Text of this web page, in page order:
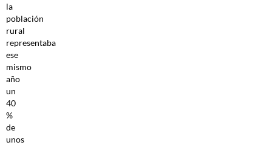
la
población
rural
representaba
ese
mismo
año
un
40
%
de
unos